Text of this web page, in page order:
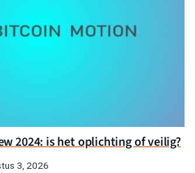
2024: is het oplichting of veilig?
3, 2026